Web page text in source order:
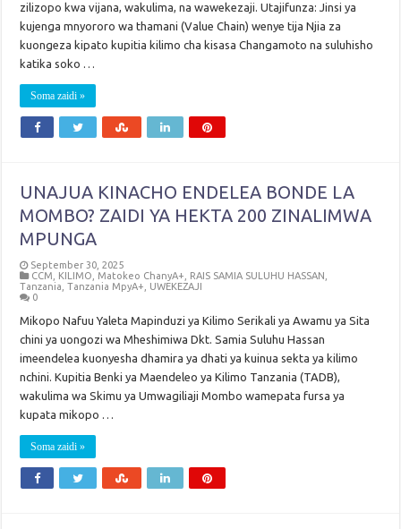
zilizopo kwa vijana, wakulima, na wawekezaji. Utajifunza: Jinsi ya
kujenga mnyororo wa thamani (Value Chain) wenye tija Njia za
kuongeza kipato kupitia kilimo cha kisasa Changamoto na suluhisho
katika soko …
Soma zaidi »
UNAJUA KINACHO ENDELEA BONDE LA
MOMBO? ZAIDI YA HEKTA 200 ZINALIMWA
MPUNGA
September 30, 2025
CCM
KILIMO Matokeo ChanyA+ RAIS SAMIA SULUHU HASSAN
Tanzania ,Tanzania MpyA+
UWEKEZAJI
0
Mikopo Nafuu Yaleta Mapinduzi ya Kilimo Serikali ya Awamu ya Sita
chini ya uongozi wa Mheshimiwa Dkt. Samia Suluhu Hassan
imeendelea kuonyesha dhamira ya dhati ya kuinua sekta ya kilimo
nchini. Kupitia Benki ya Maendeleo ya Kilimo Tanzania (TADB),
wakulima wa Skimu ya Umwagiliaji Mombo wamepata fursa ya
kupata mikopo …
Soma zaidi »